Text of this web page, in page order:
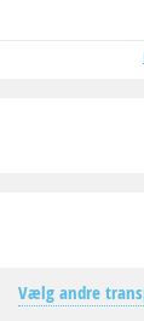
Vælg andre